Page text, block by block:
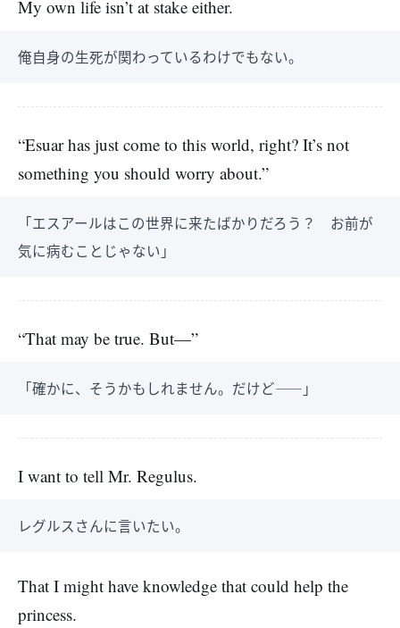
My own life isn’t at stake either.
俺自身の生死が関わっているわけでもない。
“Esuar has just come to this world, right? It’s not
something you should worry about.”
「エスアールはこの世界に来たばかりだろう？ お前が
気に病むことじゃない」
“That may be true. But—”
「確かに、そうかもしれません。だけど――」
I want to tell Mr. Regulus.
レグルスさんに言いたい。
That I might have knowledge that could help the
princess.